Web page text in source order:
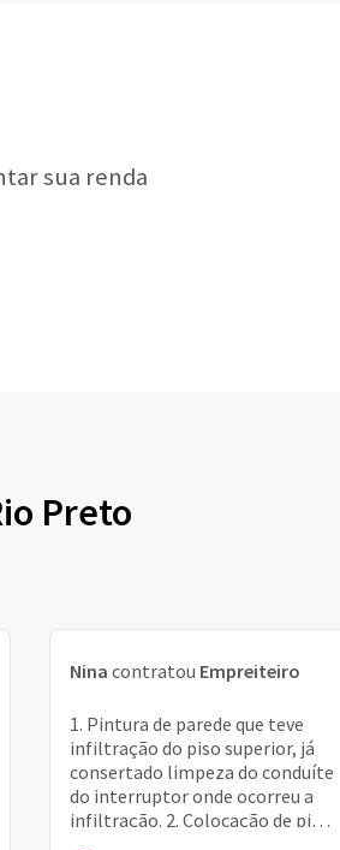
sua renda
Preto
Nina contratou Empreiteiro
1. Pintura de parede que teve
infiltração do piso superior, já
consertado limpeza do conduíte
do interruptor onde ocorreu a
infiltração. 2. Colocação de pia